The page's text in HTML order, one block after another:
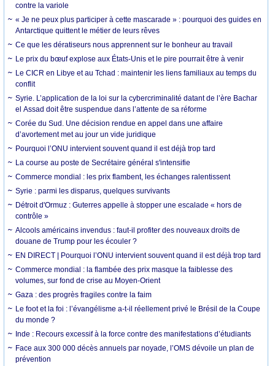
contre la variole
« Je ne peux plus participer à cette mascarade » : pourquoi des guides en
Antarctique quittent le métier de leurs rêves
Ce que les dératiseurs nous apprennent sur le bonheur au travail
Le prix du bœuf explose aux États-Unis et le pire pourrait être à venir
Le CICR en Libye et au Tchad : maintenir les liens familiaux au temps du
conflit
Syrie. L’application de la loi sur la cybercriminalité datant de l’ère Bachar
el Assad doit être suspendue dans l’attente de sa réforme
Corée du Sud. Une décision rendue en appel dans une affaire
d’avortement met au jour un vide juridique
Pourquoi l’ONU intervient souvent quand il est déjà trop tard
La course au poste de Secrétaire général s'intensifie
Commerce mondial : les prix flambent, les échanges ralentissent
Syrie : parmi les disparus, quelques survivants
Détroit d'Ormuz : Guterres appelle à stopper une escalade « hors de
contrôle »
Alcools américains invendus : faut-il profiter des nouveaux droits de
douane de Trump pour les écouler ?
EN DIRECT | Pourquoi l’ONU intervient souvent quand il est déjà trop tard
Commerce mondial : la flambée des prix masque la faiblesse des
volumes, sur fond de crise au Moyen-Orient
Gaza : des progrès fragiles contre la faim
Le foot et la foi : l’évangélisme a-t-il réellement privé le Brésil de la Coupe
du monde ?
Inde : Recours excessif à la force contre des manifestations d’étudiants
Face aux 300 000 décès annuels par noyade, l’OMS dévoile un plan de
prévention